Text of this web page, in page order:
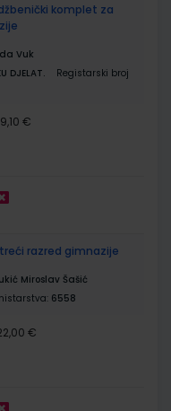
komplet za
Vuk
DJELAT.
Registarski broj
€
treći razred gimnazije
Miroslav Šašić
6558
€